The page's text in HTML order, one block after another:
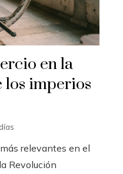
en la
los imperios
relevantes en el
Revolución